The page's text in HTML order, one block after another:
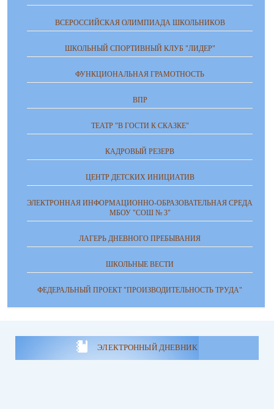
ВСЕРОССИЙСКАЯ ОЛИМПИАДА ШКОЛЬНИКОВ
ШКОЛЬНЫЙ СПОРТИВНЫЙ КЛУБ "ЛИДЕР"
ФУНКЦИОНАЛЬНАЯ ГРАМОТНОСТЬ
ВПР
ТЕАТР "В ГОСТИ К СКАЗКЕ"
КАДРОВЫЙ РЕЗЕРВ
ЦЕНТР ДЕТСКИХ ИНИЦИАТИВ
ЭЛЕКТРОННАЯ ИНФОРМАЦИОННО-ОБРАЗОВАТЕЛЬНАЯ СРЕДА
МБОУ "СОШ № 3"
ЛАГЕРЬ ДНЕВНОГО ПРЕБЫВАНИЯ
ШКОЛЬНЫЕ ВЕСТИ
ФЕДЕРАЛЬНЫЙ ПРОЕКТ "ПРОИЗВОДИТЕЛЬНОСТЬ ТРУДА"
ЭЛЕКТРОННЫЙ ДНЕВНИК